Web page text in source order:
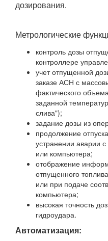
дозирования.
Метрологические
контроль дозы
контроллере
учет отпущенной
заказе АСН с
фактического
заданной
слива");
задание дозы из
продолжение
устранении аварии
или компьютера;
отображение
отпущенного
или при подаче
компьютера;
высокая точность
гидроудара.
Автоматизация: